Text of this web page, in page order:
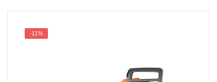
-11%